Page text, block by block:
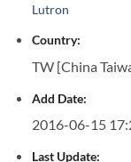
Lutron
Country:
TW [China
Add Date:
2016-06-15
Last Update: